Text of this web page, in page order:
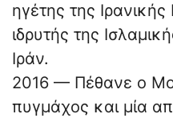
ηγέτης της
ιδρυτής της
Ιράν.
2016 — Πέθανε ο
πυγμάχος και μία